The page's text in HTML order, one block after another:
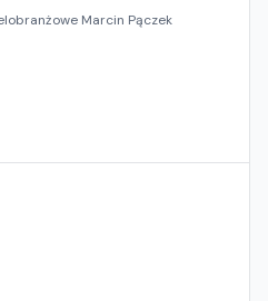
Marcin Pączek